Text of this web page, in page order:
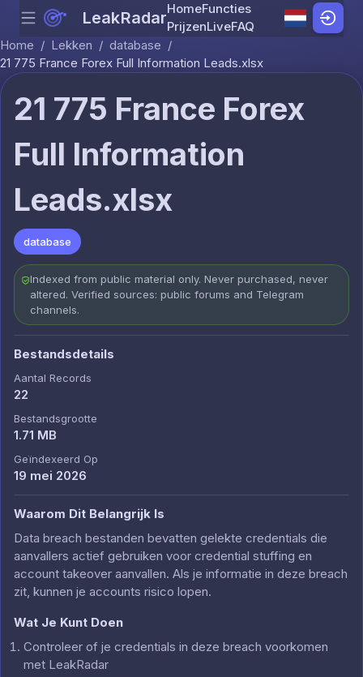
Skip to content
Menu LeakRadarHomeFuncties
PrijzenLiveFAQ
Home / Lekken / database /
21 775 France Forex Full Information Leads.xlsx
21 775 France Forex
Full Information
Leads.xlsx
database
Indexed from public material only. Never purchased, never
altered. Verified sources: public forums and Telegram
channels.
Bestandsdetails
Aantal Records
22
Bestandsgrootte
1.71 MB
Geïndexeerd Op
19 mei 2026
Waarom Dit Belangrijk Is
Data breach bestanden bevatten gelekte credentials die
aanvallers actief gebruiken voor credential stuffing en
account takeover aanvallen. Als je informatie in deze breach
zit, kunnen je accounts risico lopen.
Wat Je Kunt Doen
Controleer of je credentials in deze breach voorkomen
met LeakRadar